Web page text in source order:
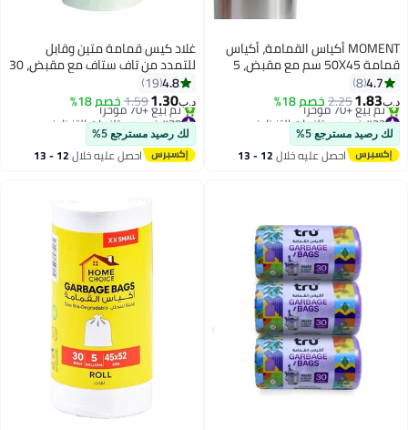
MOMENT أكياس القمامة، أكياس
قمامة 50X45 سم مع مقبض، 5
لفات 50 كيس بكميات كبيرة4.7
8
د.ب‏1.83
2.25خصم 18%
#23 في مستلزمات التنظيف
أقل سعر في 7 يوم
تم بيع +70 مؤخرًا
#23 في مستلزمات التنظيف
لك رصيد مسترجع 5%
احصل عليه خلال 12 - 13
غلاد كيس قمامة متين وقابل
للتمدد من تاف ستاف مع مقبض، 30
كيسًا متوسطًا
4.8
19
د.ب‏1.30
1.59خصم 18%
#38 في مستلزمات التنظيف
أقل سعر في 7 يوم
تم بيع +70 مؤخرًا
#38 في مستلزمات التنظيف
لك رصيد مسترجع 5%
احصل عليه خلال 12 - 13